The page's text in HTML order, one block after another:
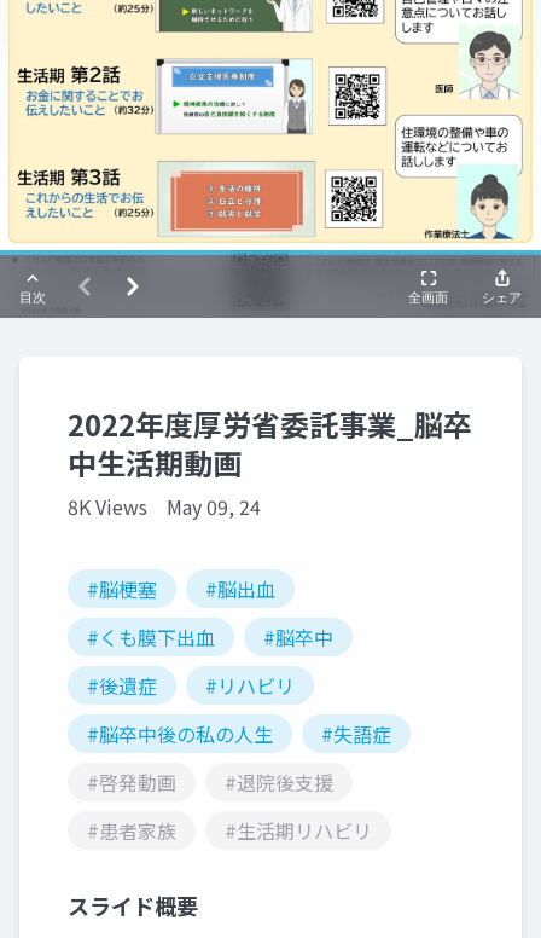
2022年度厚労省委託事業_脳卒
中生活期動画
8K Views May 09, 24
#脳梗塞
#脳出血
#くも膜下出血
#脳卒中
#後遺症
#リハビリ
#脳卒中後の私の人生
#失語症
#啓発動画
#退院後支援
#患者家族
#生活期リハビリ
スライド概要